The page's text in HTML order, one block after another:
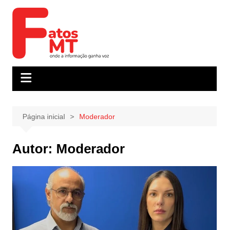
Página inicial Moderador
Autor: Moderador